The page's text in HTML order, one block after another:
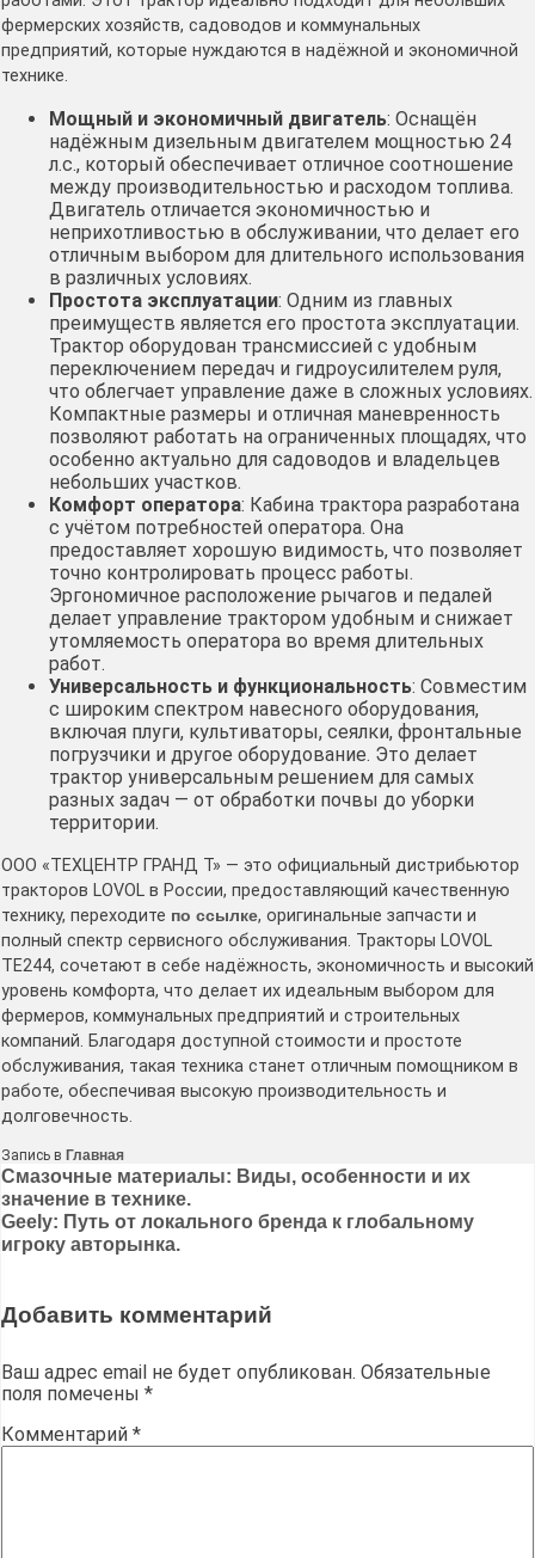
фермерских хозяйств, садоводов и коммунальных
предприятий, которые нуждаются в надёжной и экономичной
технике.
Мощный и экономичный двигатель: Оснащён
надёжным дизельным двигателем мощностью 24
л.с., который обеспечивает отличное соотношение
между производительностью и расходом топлива.
Двигатель отличается экономичностью и
неприхотливостью в обслуживании, что делает его
отличным выбором для длительного использования
в различных условиях.
Простота эксплуатации: Одним из главных
преимуществ является его простота эксплуатации.
Трактор оборудован трансмиссией с удобным
переключением передач и гидроусилителем руля,
что облегчает управление даже в сложных условиях.
Компактные размеры и отличная маневренность
позволяют работать на ограниченных площадях, что
особенно актуально для садоводов и владельцев
небольших участков.
Комфорт оператора: Кабина трактора разработана
с учётом потребностей оператора. Она
предоставляет хорошую видимость, что позволяет
точно контролировать процесс работы.
Эргономичное расположение рычагов и педалей
делает управление трактором удобным и снижает
утомляемость оператора во время длительных
работ.
Универсальность и функциональность: Совместим
с широким спектром навесного оборудования,
включая плуги, культиваторы, сеялки, фронтальные
погрузчики и другое оборудование. Это делает
трактор универсальным решением для самых
разных задач — от обработки почвы до уборки
территории.
ООО «ТЕХЦЕНТР ГРАНД Т» — это официальный дистрибьютор
тракторов LOVOL в России, предоставляющий качественную
технику, переходите по ссылке, оригинальные запчасти и
полный спектр сервисного обслуживания. Тракторы LOVOL
TE244, сочетают в себе надёжность, экономичность и высокий
уровень комфорта, что делает их идеальным выбором для
фермеров, коммунальных предприятий и строительных
компаний. Благодаря доступной стоимости и простоте
обслуживания, такая техника станет отличным помощником в
работе, обеспечивая высокую производительность и
долговечность.
Запись в Главная
Навигация
по
записям
Смазочные материалы: Виды, особенности и их
значение в технике.
Geely: Путь от локального бренда к глобальному
игроку авторынка.
Добавить комментарий
Ваш адрес email не будет опубликован. Обязательные
поля помечены *
Комментарий *